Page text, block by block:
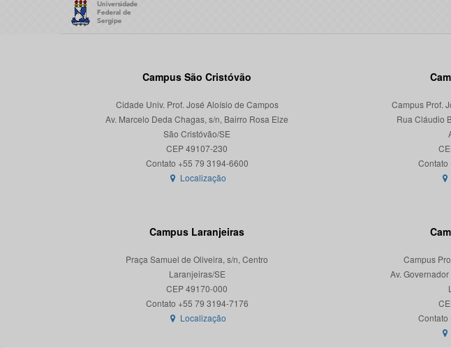
Campus São Cristóvão
Cidade Univ. Prof. José Aloísio de Campos
Av. Marcelo Deda Chagas, s/n, Bairro Rosa Elze
São Cristóvão/SE
CEP 49107-230
Localização
Campus Prof.
Rua Cláudio
Campus Laranjeiras
Praça Samuel de Oliveira, s/n, Centro
Laranjeiras/SE
CEP 49170-000
Localização
Campus
Av.